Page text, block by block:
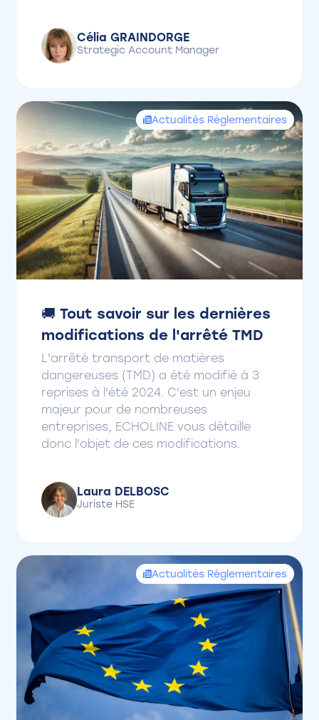
Célia GRAINDORGE
Strategic Account Manager
Actualités Réglementaires
🚚 Tout savoir sur les dernières
modifications de l'arrêté TMD
L'arrêté transport de matières
dangereuses (TMD) a été modifié à 3
reprises à l'été 2024. C'est un enjeu
majeur pour de nombreuses
entreprises, ECHOLINE vous détaille
donc l'objet de ces modifications.
Laura DELBOSC
Juriste HSE
Actualités Réglementaires